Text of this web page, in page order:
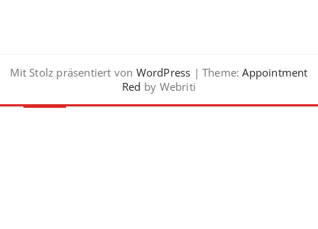
Mit Stolz präsentiert von WordPress | Theme: Appointment
Red by Webriti